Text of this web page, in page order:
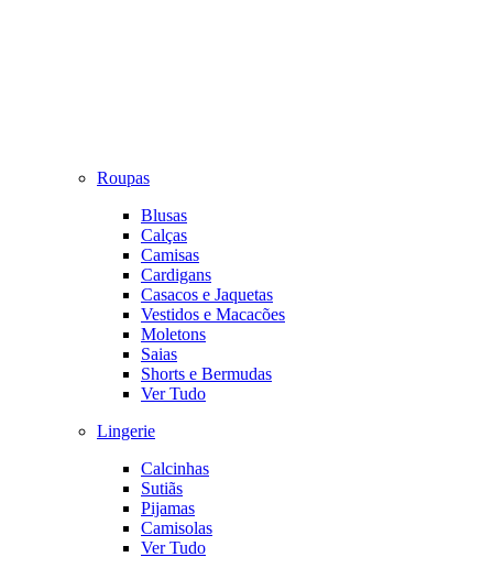
Roupas
Blusas
Calças
Camisas
Cardigans
Casacos e Jaquetas
Vestidos e Macacões
Moletons
Saias
Shorts e Bermudas
Ver Tudo
Lingerie
Calcinhas
Sutiãs
Pijamas
Camisolas
Ver Tudo